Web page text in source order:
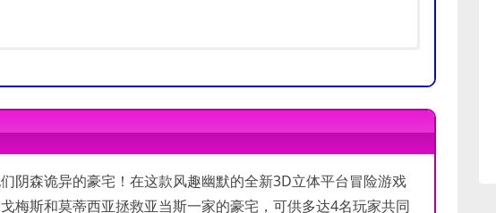
阴森诡异的豪宅！在这款风趣幽默的全新3D立体平台冒险游戏
梅斯和莫蒂西亚拯救亚当斯一家的豪宅，可供多达4名玩家共同